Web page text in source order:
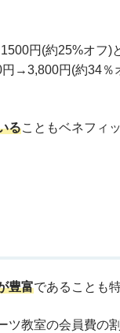
1500円(約25%オフ)
→3,800円(約34％
ることもベネフィ
豊富であることも
教室の会員費の